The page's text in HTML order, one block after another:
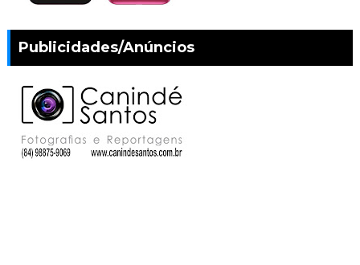
Publicidades/Anúncios